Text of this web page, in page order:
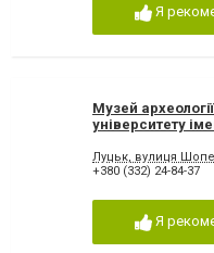
Я
Музей
університету
Луцьк, вулиця
+380 (332) 24-84-37
Я